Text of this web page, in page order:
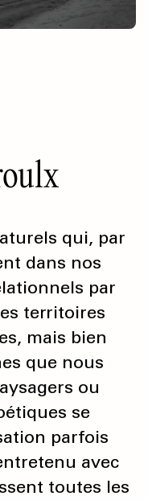
qui, par
dans nos
par
territoires
mais bien
que nous
ou
se
parfois
avec
toutes les